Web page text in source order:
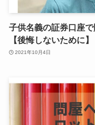
子供名義の証券口座
【後悔しないために】
2021年10月4日